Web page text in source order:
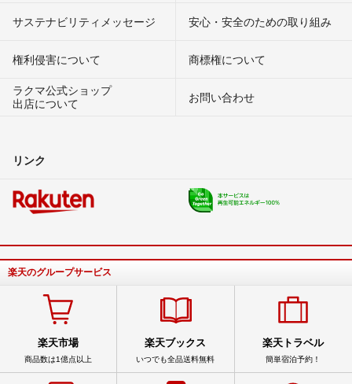
サステナビリティメッセージ 安心・安全のための取り組み
権利侵害について
商標権について
ラクマ公式ショップ
出店について
お問い合わせ
リンク
楽天のグループサービス
楽天市場
商品数は1億点以上
楽天ブックス
いつでも全品送料無料
楽天トラベル
簡単宿泊予約！